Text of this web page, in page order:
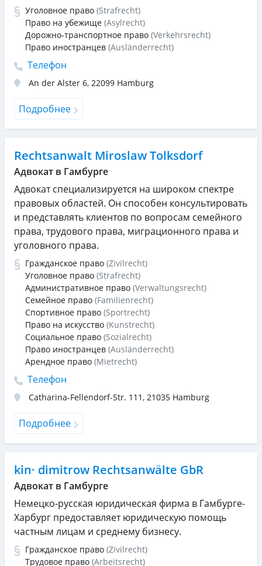
Уголовное право (Strafrecht)
Право на убежище (Asylrecht)
Дорожно-транспортное право (Verkehrsrecht)
Право иностранцев (Ausländerrecht)
Телефон
An der Alster 6, 22099 Hamburg
Подробнее
Rechtsanwalt Miroslaw Tolksdorf
Адвокат в Гамбурге
Адвокат специализируется на широком спектре
правовых областей. Он способен консультировать
и представлять клиентов по вопросам семейного
права, трудового права, миграционного права и
уголовного права.
Гражданское право (Zivilrecht)
Уголовное право (Strafrecht)
Административное право (Verwaltungsrecht)
Семейное право (Familienrecht)
Спортивное право (Sportrecht)
Право на искусство (Kunstrecht)
Социальное право (Sozialrecht)
Право иностранцев (Ausländerrecht)
Арендное право (Mietrecht)
Телефон
Catharina-Fellendorf-Str. 111, 21035 Hamburg
Подробнее
kin· dimitrow Rechtsanwälte GbR
Адвокат в Гамбурге
Немецко-русская юридическая фирма в Гамбурге-
Харбург предоставляет юридическую помощь
частным лицам и среднему бизнесу.
Гражданское право (Zivilrecht)
Трудовое право (Arbeitsrecht)